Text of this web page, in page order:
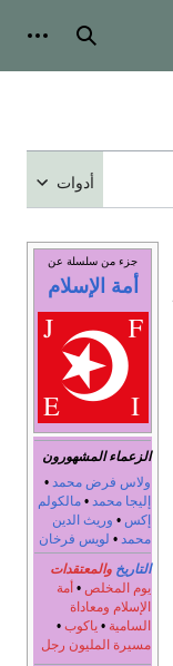
بحث
أدوات
جزء من سلسلة عن
أمة الإسلام
الزعماء المشهورون
ولاس فرض محمد •
إليجا محمد • مالكولم
إكس • وريث الدين
محمد • لويس فرخان
التاريخ والمعتقدات
يوم المخلص • أمة
الإسلام ومعاداة
السامية • ياكوب •
مسيرة المليون رجل